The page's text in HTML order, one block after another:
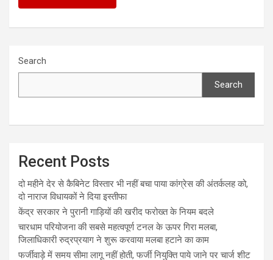
Search
Search
Recent Posts
दो महीने देर से कैबिनेट विस्तार भी नहीं बचा पाया कांग्रेस की अंतर्कलह को,
दो नाराज विधायकों ने दिया इस्तीफा
केंद्र सरकार ने पुरानी गाड़ियों की खरीद फरोख्त के नियम बदले
चारधाम परियोजना की सबसे महत्वपूर्ण टनल के ऊपर गिरा मलबा,
जिलाधिकारी रुद्रप्रयाग ने शुरू करवाया मलबा हटाने का काम
फर्जीवाड़े में समय सीमा लागू नहीं होती, फर्जी नियुक्ति पाये जाने पर चार्ज शीट